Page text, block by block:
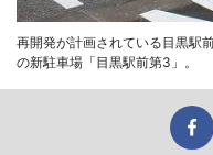
再開発が計画されている目黒駅
の新駐車場「目黒駅前第3」。